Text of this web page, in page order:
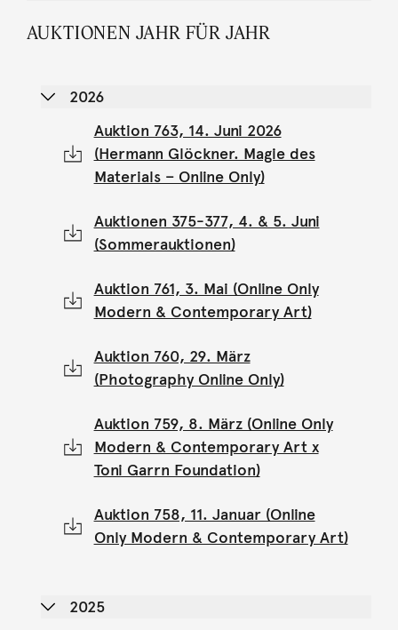
AUKTIONEN JAHR FÜR JAHR
2026
Auktion 763, 14. Juni 2026
(Hermann Glöckner. Magie des
Materials – Online Only)
Auktionen 375-377, 4. & 5. Juni
(Sommerauktionen)
Auktion 761, 3. Mai (Online Only
Modern & Contemporary Art)
Auktion 760, 29. März
(Photography Online Only)
Auktion 759, 8. März (Online Only
Modern & Contemporary Art x
Toni Garrn Foundation)
Auktion 758, 11. Januar (Online
Only Modern & Contemporary Art)
2025